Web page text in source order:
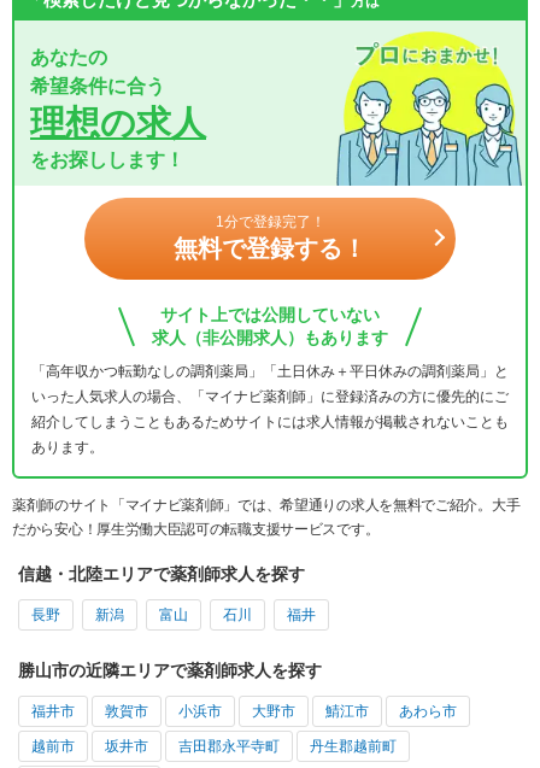
あなたの
希望条件に合う
理想の求人
をお探しします！
1分で登録完了！
無料で登録する！
サイト上では公開していない
求人（非公開求人）もあります
「高年収かつ転勤なしの調剤薬局」「土日休み＋平日休みの調剤薬局」と
いった人気求人の場合、「マイナビ薬剤師」に登録済みの方に優先的にご
紹介してしまうこともあるためサイトには求人情報が掲載されないことも
あります。
薬剤師のサイト「マイナビ薬剤師」では、希望通りの求人を無料でご紹介。大手
だから安心！厚生労働大臣認可の転職支援サービスです。
信越・北陸エリアで薬剤師求人を探す
長野 新潟 富山 石川 福井
勝山市の近隣エリアで薬剤師求人を探す
福井市 敦賀市 小浜市 大野市 鯖江市 あわら市
越前市 坂井市 吉田郡永平寺町 丹生郡越前町